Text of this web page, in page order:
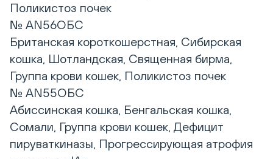
Поликистоз почек
№ AN56ОБС
Британская короткошерстная, Сибирская
кошка, Шотландская, Священная бирма,
Группа крови кошек, Поликистоз почек
№ AN55ОБС
Абиссинская кошка, Бенгальская кошка,
Сомали, Группа крови кошек, Дефицит
пируваткиназы, Прогрессирующая атрофия